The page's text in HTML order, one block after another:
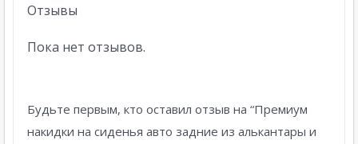
Отзывы
Пока нет отзывов.
Будьте первым, кто оставил отзыв на “Премиум
накидки на сиденья авто задние из алькантары и